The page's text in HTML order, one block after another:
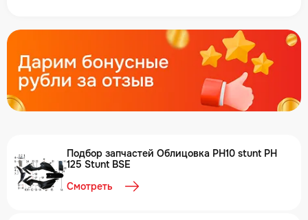
Подбор запчастей Облицовка PH10 stunt PH
125 Stunt BSE
Смотреть